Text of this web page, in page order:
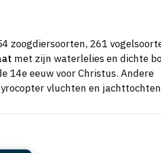
zoogdiersoorten, 261
met zijn waterlelies en dichte
14e eeuw voor Christus. Andere
vluchten en